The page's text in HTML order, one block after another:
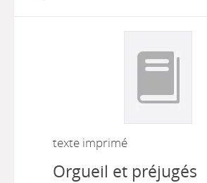
texte imprimé
Orgueil et préjugés